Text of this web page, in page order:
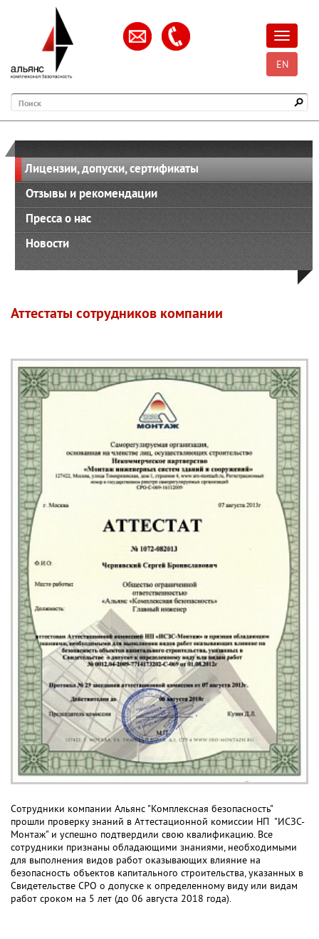
EN
Поиск
Лицензии, допуски, сертификаты
Отзывы и рекомендации
Пресса о нас
Новости
Аттестаты сотрудников компании
Сотрудники компании Альянс "Комплексная безопасность"
прошли проверку знаний в Аттестационной комиссии НП "ИСЗС-
Монтаж" и успешно подтвердили свою квалификацию. Все
сотрудники признаны обладающими знаниями, необходимыми
для выполнения видов работ оказывающих влияние на
безопасность объектов капитального строительства, указанных в
Свидетельстве СРО о допуске к определенному виду или видам
работ сроком на 5 лет (до 06 августа 2018 года).